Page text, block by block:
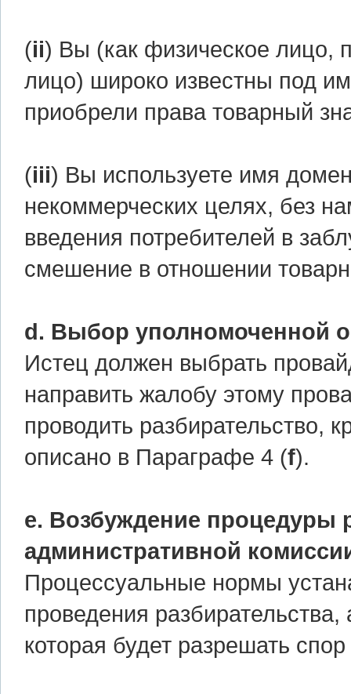
(ii) Вы (как физическое лицо,
лицо) широко известны под
приобрели права товарный
(iii) Вы используете имя
некоммерческих целях, без
введения потребителей в
смешение в отношении
d. Выбор уполномоченной
Истец должен выбрать
направить жалобу этому
проводить разбирательство,
описано в Параграфе 4 (f).
е. Возбуждение процедуры
административной
Процессуальные нормы
проведения
которая будет разрешать